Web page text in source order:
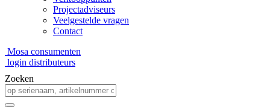
Projectadviseurs
Veelgestelde vragen
Contact
Mosa consumenten
login distributeurs
Zoeken